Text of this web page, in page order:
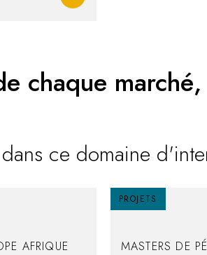
chaque
ce domaine
AFRIQUE
PROJETS
MASTERS DE